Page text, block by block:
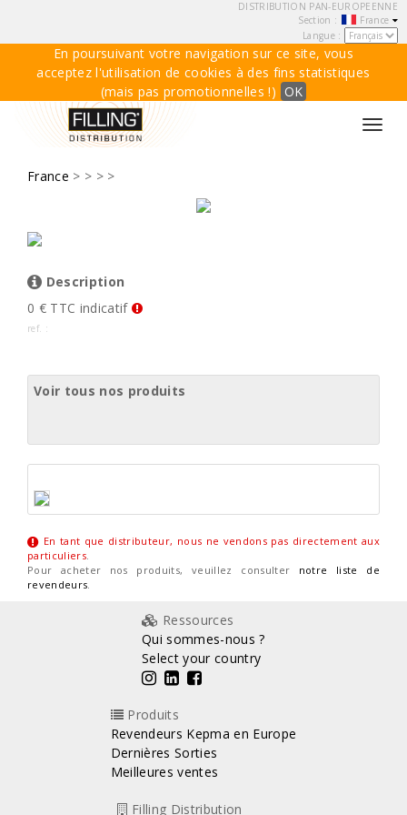
DISTRIBUTION PAN-EUROPEENNE
Section :
France
Langue :
En poursuivant votre navigation sur ce site, vous
acceptez l'utilisation de cookies à des fins statistiques
(mais pas promotionnelles !) OK
France > > > >
Description
0 € TTC indicatif
ref. :
Voir tous nos produits
En tant que distributeur, nous ne vendons pas directement aux
particuliers.
Pour acheter nos produits, veuillez consulter notre liste de
revendeurs.
Ressources
Qui sommes-nous ?
Select your country
Produits
Revendeurs Kepma en Europe
Dernières Sorties
Meilleures ventes
Filling Distribution